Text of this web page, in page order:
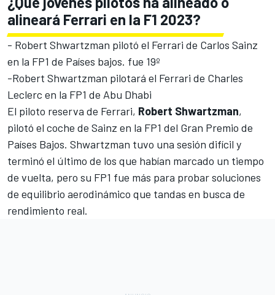
alineará Ferrari en la F1 2023?
- Robert Shwartzman pilotó el Ferrari de Carlos Sainz
en la FP1 de Países bajos. fue 19º
-Robert Shwartzman pilotará el Ferrari de Charles
Leclerc en la FP1 de Abu Dhabi
El piloto reserva de Ferrari, Robert Shwartzman,
pilotó el coche de Sainz en la FP1 del Gran Premio de
Países Bajos. Shwartzman tuvo una sesión difícil y
terminó el último de los que habían marcado un tiempo
de vuelta, pero su FP1 fue más para probar soluciones
de equilibrio aerodinámico que tandas en busca de
rendimiento real.